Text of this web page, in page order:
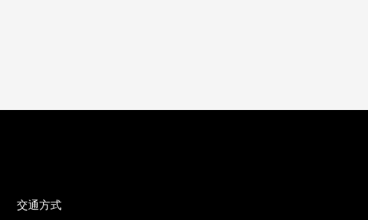
交通方式